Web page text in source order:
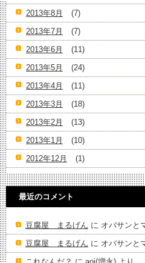
2013年8月
(7)
2013年7月
(7)
2013年6月
(11)
2013年5月
(24)
2013年4月
(11)
2013年3月
(18)
2013年2月
(13)
2013年1月
(10)
2012年12月
(1)
最近のコメント
豆腐屋 まるげん に オバサンと
豆腐屋 まるげん に オバサンと